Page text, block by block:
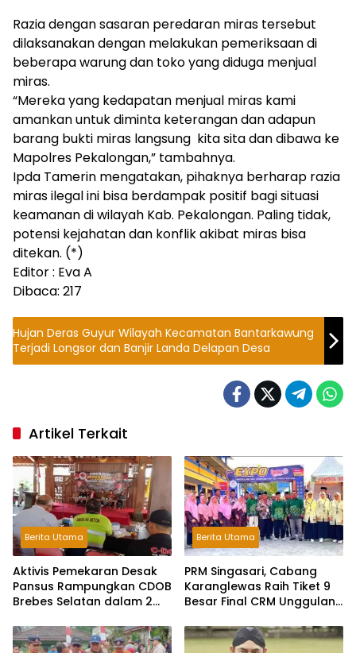
Razia dengan sasaran peredaran miras tersebut
dilaksanakan dengan melakukan pemeriksaan di
beberapa warung dan toko yang diduga menjual
miras.
“Mereka yang kedapatan menjual miras kami
amankan untuk diminta keterangan dan adapun
barang bukti miras langsung kita sita dan dibawa ke
Mapolres Pekalongan,” tambahnya.
Ipda Tamerin mengatakan, pihaknya berharap razia
miras ilegal ini bisa berdampak positif bagi situasi
keamanan di wilayah Kab. Pekalongan. Paling tidak,
potensi kejahatan dan konflik akibat miras bisa
ditekan. (*)
Editor : Eva A
Dibaca: 217
Hujan Deras Guyur Wilayah Kecamatan Bantarkawung
Terjadi Longsor dan Banjir Landa Delapan Desa
Artikel Terkait
Berita Utama
Aktivis Pemekaran Desak
Pansus Rampungkan CDOB
Brebes Selatan dalam 2
Tritura
Berita Utama
PRM Singasari, Cabang
Karanglewas Raih Tiket 9
Besar Final CRM Unggulan